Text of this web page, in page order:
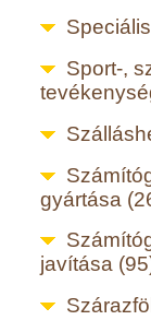
Sport-,
gyártása
javítása